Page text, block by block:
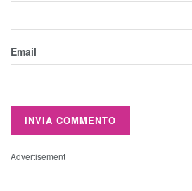
Email
Advertisement